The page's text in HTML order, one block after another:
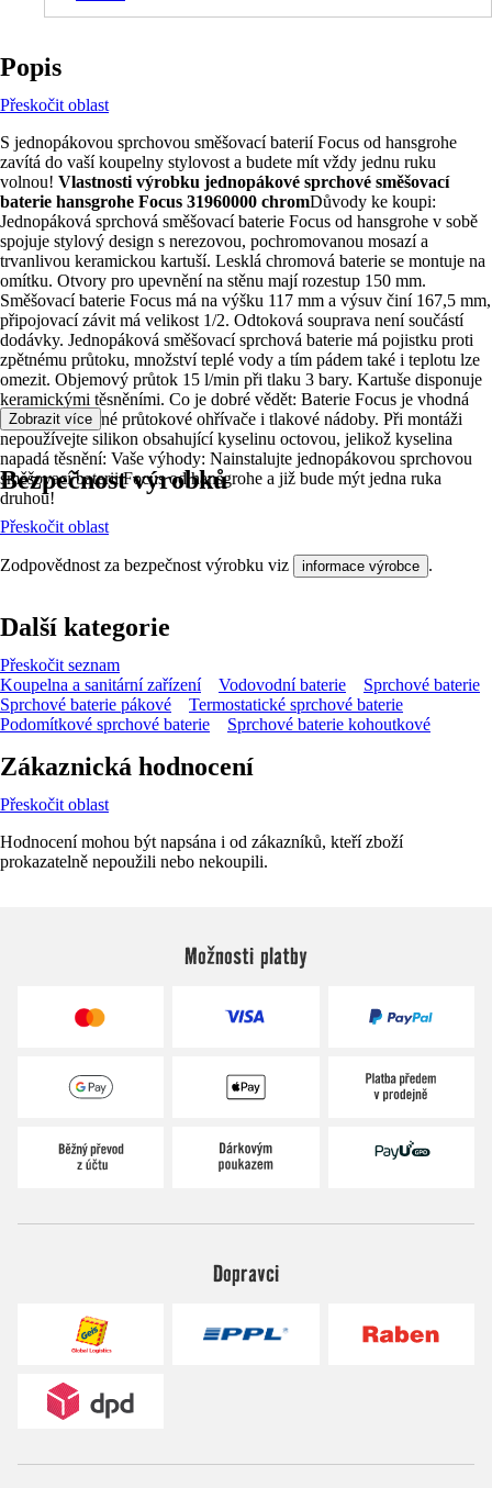
Popis
Přeskočit oblast
S jednopákovou sprchovou směšovací baterií Focus od hansgrohe
zavítá do vaší koupelny stylovost a budete mít vždy jednu ruku
volnou! Vlastnosti výrobku jednopákové sprchové směšovací
baterie hansgrohe Focus 31960000 chromDůvody ke koupi:
Jednopáková sprchová směšovací baterie Focus od hansgrohe v sobě
spojuje stylový design s nerezovou, pochromovanou mosazí a
trvanlivou keramickou kartuší. Lesklá chromová baterie se montuje na
omítku. Otvory pro upevnění na stěnu mají rozestup 150 mm.
Směšovací baterie Focus má na výšku 117 mm a výsuv činí 167,5 mm,
připojovací závit má velikost 1/2. Odtoková souprava není součástí
dodávky. Jednopáková směšovací sprchová baterie má pojistku proti
zpětnému průtoku, množství teplé vody a tím pádem také i teplotu lze
omezit. Objemový průtok 15 l/min při tlaku 3 bary. Kartuše disponuje
keramickými těsněními. Co je dobré vědět: Baterie Focus je vhodná
pro tlakuvzdorné průtokové ohřívače i tlakové nádoby. Při montáži
nepoužívejte silikon obsahující kyselinu octovou, jelikož kyselina
napadá těsnění: Vaše výhody: Nainstalujte jednopákovou sprchovou
směšovací baterii Focus od hansgrohe a již bude mýt jedna ruka
druhou!
Zobrazit více
Bezpečnost výrobků
Přeskočit oblast
Zodpovědnost za bezpečnost výrobku viz informace výrobce .
Další kategorie
Přeskočit seznam
Koupelna a sanitární zařízení
Vodovodní baterie
Sprchové baterie
Sprchové baterie pákové
Termostatické sprchové baterie
Podomítkové sprchové baterie
Sprchové baterie kohoutkové
Zákaznická hodnocení
Přeskočit oblast
Hodnocení mohou být napsána i od zákazníků, kteří zboží
prokazatelně nepoužili nebo nekoupili.
Možnosti platby
Dopravci